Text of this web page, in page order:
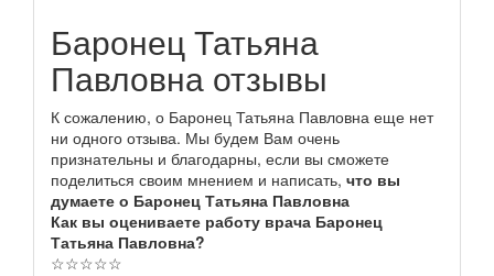
Баронец Татьяна
Павловна отзывы
К сожалению, о Баронец Татьяна Павловна еще нет
ни одного отзыва. Мы будем Вам очень
признательны и благодарны, если вы сможете
поделиться своим мнением и написать, что вы
думаете о Баронец Татьяна Павловна
Как вы оцениваете работу врача Баронец
Татьяна Павловна?
☆☆☆☆☆